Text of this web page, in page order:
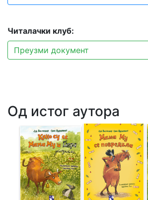
Читалачки клуб:
Преузми документ
Од истог аутора